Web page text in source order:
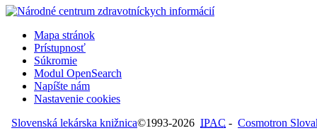
Mapa stránok
Prístupnosť
Súkromie
Modul OpenSearch
Napíšte nám
Nastavenie cookies
Slovenská lekárska knižnica©1993-2026 IPAC - Cosmotron